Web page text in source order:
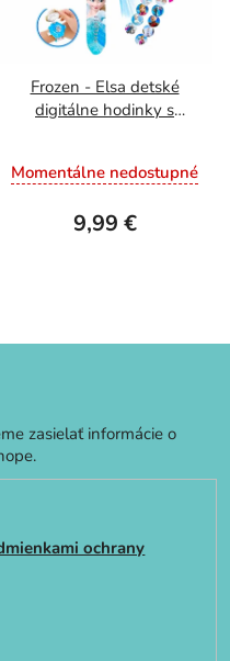
Frozen - Elsa detské
digitálne hodinky s
Momentálne nedostupné
9,99 €
zasielať informácie o
ochrany